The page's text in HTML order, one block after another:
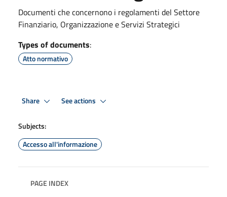
Documenti che concernono i regolamenti del Settore
Finanziario, Organizzazione e Servizi Strategici
Types of documents:
Atto normativo
Share See actions
Subjects:
Accesso all'informazione
PAGE INDEX